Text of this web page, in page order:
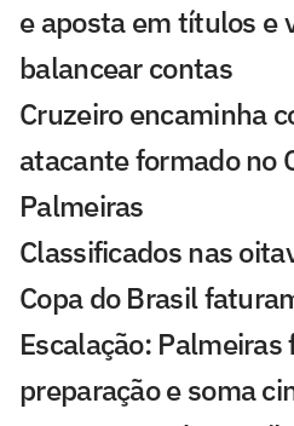
e aposta em títulos e
balancear contas
Cruzeiro encaminha
atacante formado no
Palmeiras
Classificados nas
Copa do Brasil
Escalação: Palmeiras
preparação e soma